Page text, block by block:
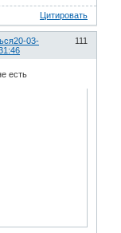
Цитировать
111
20-03-
есть